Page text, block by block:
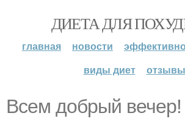
ДИЕТА ДЛЯ
главная новости
виды диет
отзывы
Всем добрый вечер!